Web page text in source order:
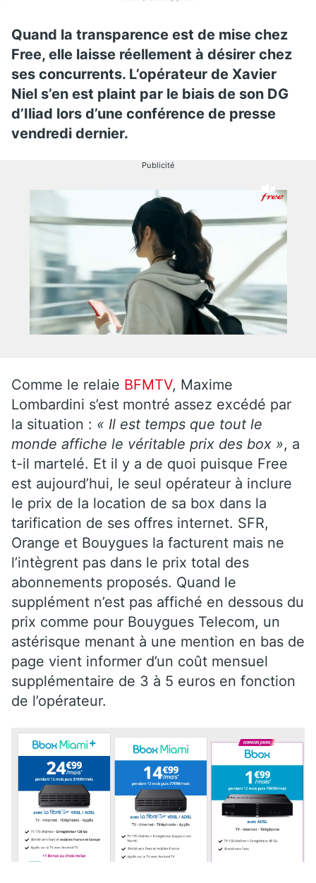
Quand la transparence est de mise chez
Free, elle laisse réellement à désirer chez
ses concurrents. L’opérateur de Xavier
Niel s’en est plaint par le biais de son DG
d’Iliad lors d’une conférence de presse
vendredi dernier.
Publicité
Comme le relaie BFMTV, Maxime
Lombardini s’est montré assez excédé par
la situation : « Il est temps que tout le
monde affiche le véritable prix des box », a
t-il martelé. Et il y a de quoi puisque Free
est aujourd’hui, le seul opérateur à inclure
le prix de la location de sa box dans la
tarification de ses offres internet. SFR,
Orange et Bouygues la facturent mais ne
l’intègrent pas dans le prix total des
abonnements proposés. Quand le
supplément n’est pas affiché en dessous du
prix comme pour Bouygues Telecom, un
astérisque menant à une mention en bas de
page vient informer d’un coût mensuel
supplémentaire de 3 à 5 euros en fonction
de l’opérateur.